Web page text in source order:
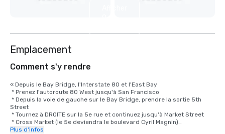
Emplacement
Comment s'y rendre
« Depuis le Bay Bridge, l'Interstate 80 et l'East Bay
* Prenez l'autoroute 80 West jusqu'à San Francisco
* Depuis la voie de gauche sur le Bay Bridge, prendre la sortie 5th
Street
* Tournez à DROITE sur la 5e rue et continuez jusqu'à Market Street
* Cross Market (le 5e deviendra le boulevard Cyril Magnin)
* Continuez sur 2 pâtés de maisons jusqu'à O'Farrell Street, tournez à
Plus d'infos